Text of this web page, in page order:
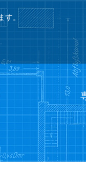
す。